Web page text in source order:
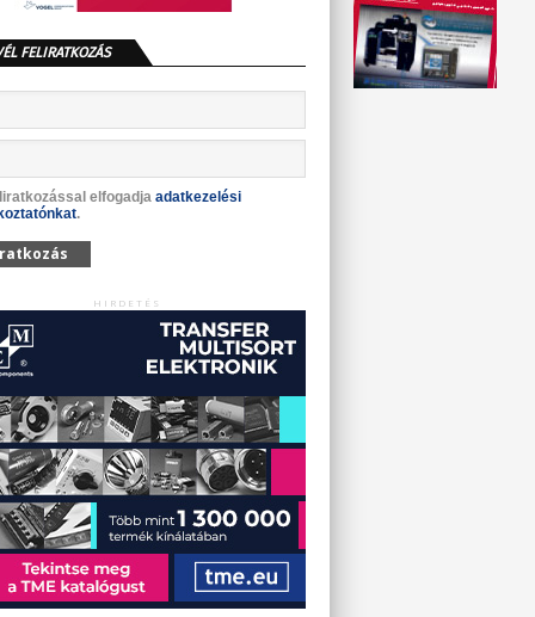
FELIRATKOZÁS
elfogadja adatkezelési
.
HIRDETÉS